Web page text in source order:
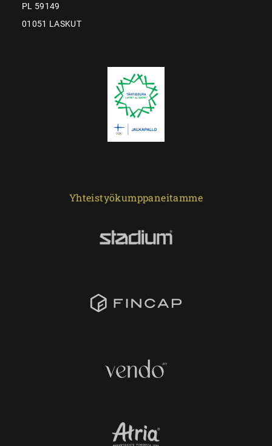
PL 59149
01051 LASKUT
Yhteistyökumppaneitamme